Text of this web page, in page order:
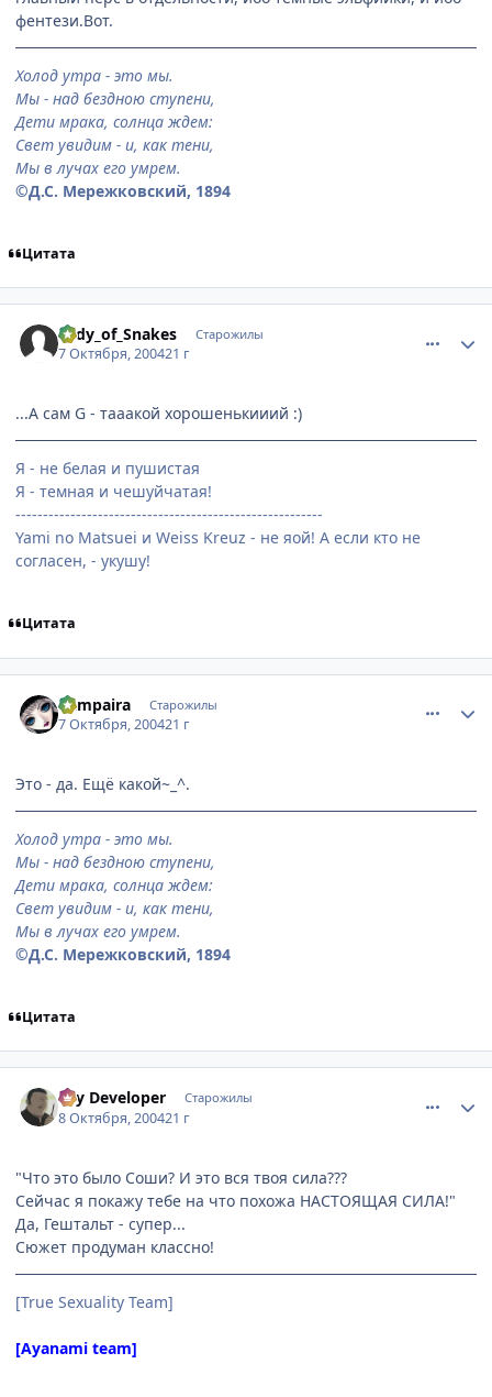
фентези.Вот.
Холод утра - это мы.
Мы - над бездною ступени,
Дети мрака, солнца ждем:
Свет увидим - и, как тени,
Мы в лучах его умрем.
©Д.С. Мережковский, 1894
Цитата
Lady_of_Snakes Старожилы
7 Октября, 200421 г
...А сам G - тааакой хорошенькииий :)
Я - не белая и пушистая
Я - темная и чешуйчатая!
--------------------------------------------------------
Yami no Matsuei и Weiss Kreuz - не яой! А если кто не
согласен, - укушу!
Цитата
Vampaira Старожилы
7 Октября, 200421 г
Это - да. Ещё какой~_^.
Холод утра - это мы.
Мы - над бездною ступени,
Дети мрака, солнца ждем:
Свет увидим - и, как тени,
Мы в лучах его умрем.
©Д.С. Мережковский, 1894
Цитата
Psy Developer Старожилы
8 Октября, 200421 г
"Что это было Соши? И это вся твоя сила???
Сейчас я покажу тебе на что похожа НАСТОЯЩАЯ СИЛА!"
Да, Гештальт - супер...
Сюжет продуман классно!
[True Sexuality Team]
[Ayanami team]